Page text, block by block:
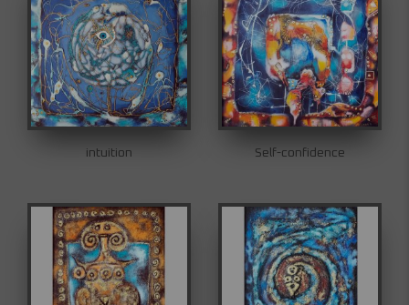
intuition Self-confidence